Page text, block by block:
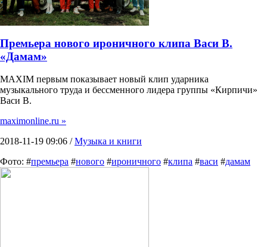
Премьера нового ироничного клипа Васи В.
«Дамам»
MAXIM первым показывает новый клип ударника
музыкального труда и бессменного лидера группы «Кирпичи»
Васи В.
maximonline.ru »
2018-11-19 09:06 /Музыка и книги
Фото: #премьера #нового #ироничного #клипа #васи #дамам